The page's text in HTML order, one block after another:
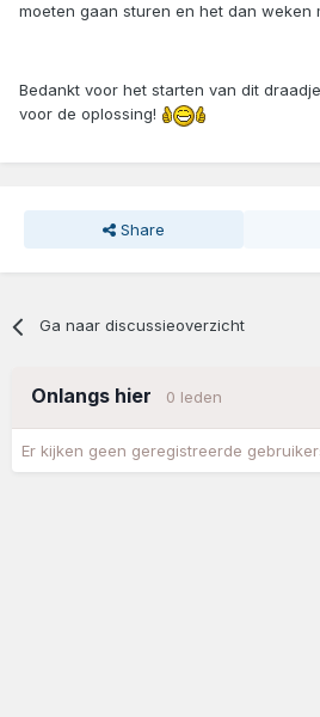
moeten gaan sturen en het dan weken
Bedankt voor het starten van dit
voor de oplossing!
Share
Ga naar discussieoverzicht
Onlangs hier 0 leden
Er kijken geen geregistreerde